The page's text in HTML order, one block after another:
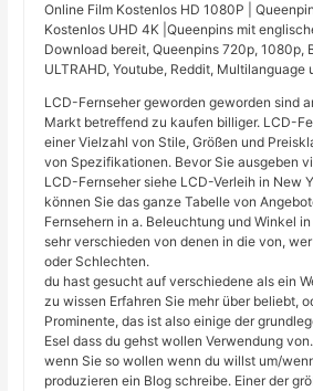
Online Film Kostenlos HD 1080P |
Kostenlos UHD 4K |Queenpins mit
Download bereit, Queenpins 720p, 1080p,
ULTRAHD, Youtube, Reddit, Multilanguage
LCD-Fernseher geworden geworden sind
Markt betreffend zu kaufen billiger. LCD-
einer Vielzahl von Stile, Größen und
von Spezifikationen. Bevor Sie ausgeben
LCD-Fernseher siehe LCD-Verleih in New
können Sie das ganze Tabelle von
Fernsehern in a. Beleuchtung und Winkel
sehr verschieden von denen in die von,
oder Schlechten.
du hast gesucht auf verschiedene als ein
zu wissen Erfahren Sie mehr über beliebt,
Prominente, das ist also einige der
Esel dass du gehst wollen Verwendung
wenn Sie so wollen wenn du willst um/
produzieren ein Blog schreibe. Einer der